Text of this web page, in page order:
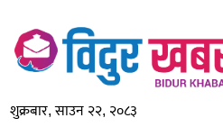
शुक्रबार, साउन २२, २०८३